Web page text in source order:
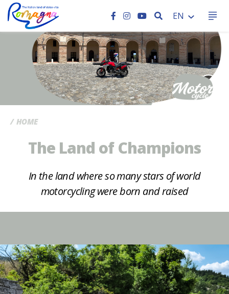
SEARCH
EN
CC
HOME
The Land of Champions
In the land where so many stars of world
motorcycling were born and raised